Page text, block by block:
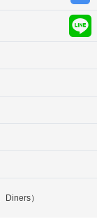
Diners）